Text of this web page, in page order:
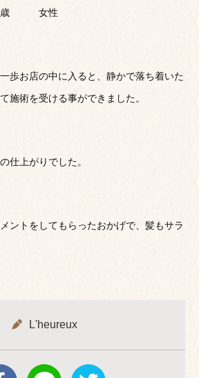
歳 女性
歩お店の中に入ると、静かで落ち着いた
施術を受ける事ができました。
仕上がりでした。
ントをしてもらったおかげで、髪もサラ
L'heureux